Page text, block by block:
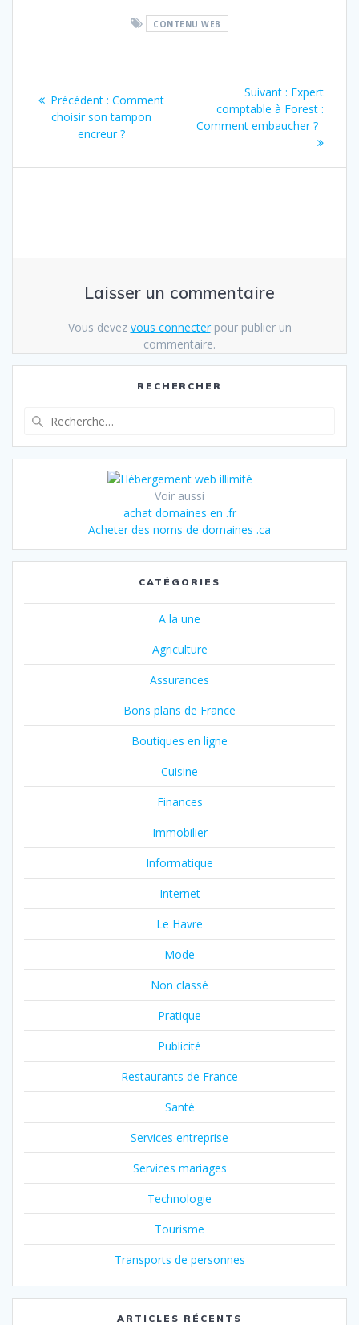
CONTENU WEB
Précédent : Article
précédent
:
Comment
choisir son tampon
encreur ?
Suivant : Article
suivant
:
Expert
comptable à Forest :
Comment embaucher ?
Laisser un commentaire
Vous devez vous connecterpour publier un
commentaire.
RECHERCHER
:
Voir aussi
achat domaines en .fr
Acheter des noms de domaines .ca
CATÉGORIES
A la une
Agriculture
Assurances
Bons plans de France
Boutiques en ligne
Cuisine
Finances
Immobilier
Informatique
Internet
Le Havre
Mode
Non classé
Pratique
Publicité
Restaurants de France
Santé
Services entreprise
Services mariages
Technologie
Tourisme
Transports de personnes
ARTICLES RÉCENTS